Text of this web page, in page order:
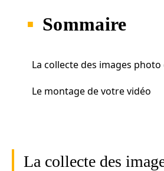
Sommaire
La collecte des images photo
Le montage de votre vidéo
La collecte des